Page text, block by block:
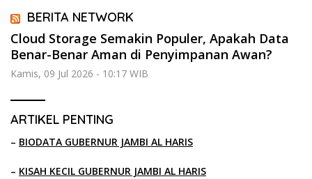
BERITA NETWORK
Cloud Storage Semakin Populer, Apakah Data
Benar-Benar Aman di Penyimpanan Awan?
Kamis, 09 Jul 2026 - 10:17 WIB
ARTIKEL PENTING
– BIODATA GUBERNUR JAMBI AL HARIS
– KISAH KECIL GUBERNUR JAMBI AL HARIS